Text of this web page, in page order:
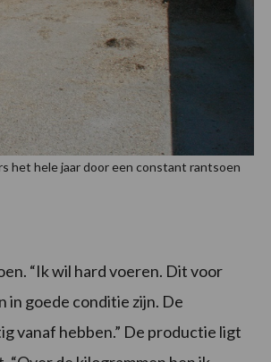
het hele jaar door een constant rantsoen
“Ik wil hard voeren. Dit voor
in goede conditie zijn. De
vanaf hebben.” De productie ligt